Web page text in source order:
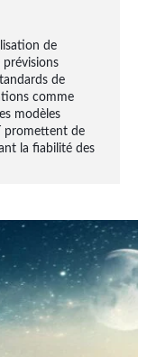
de
prévisions
de
comme
modèles
promettent de
la fiabilité des